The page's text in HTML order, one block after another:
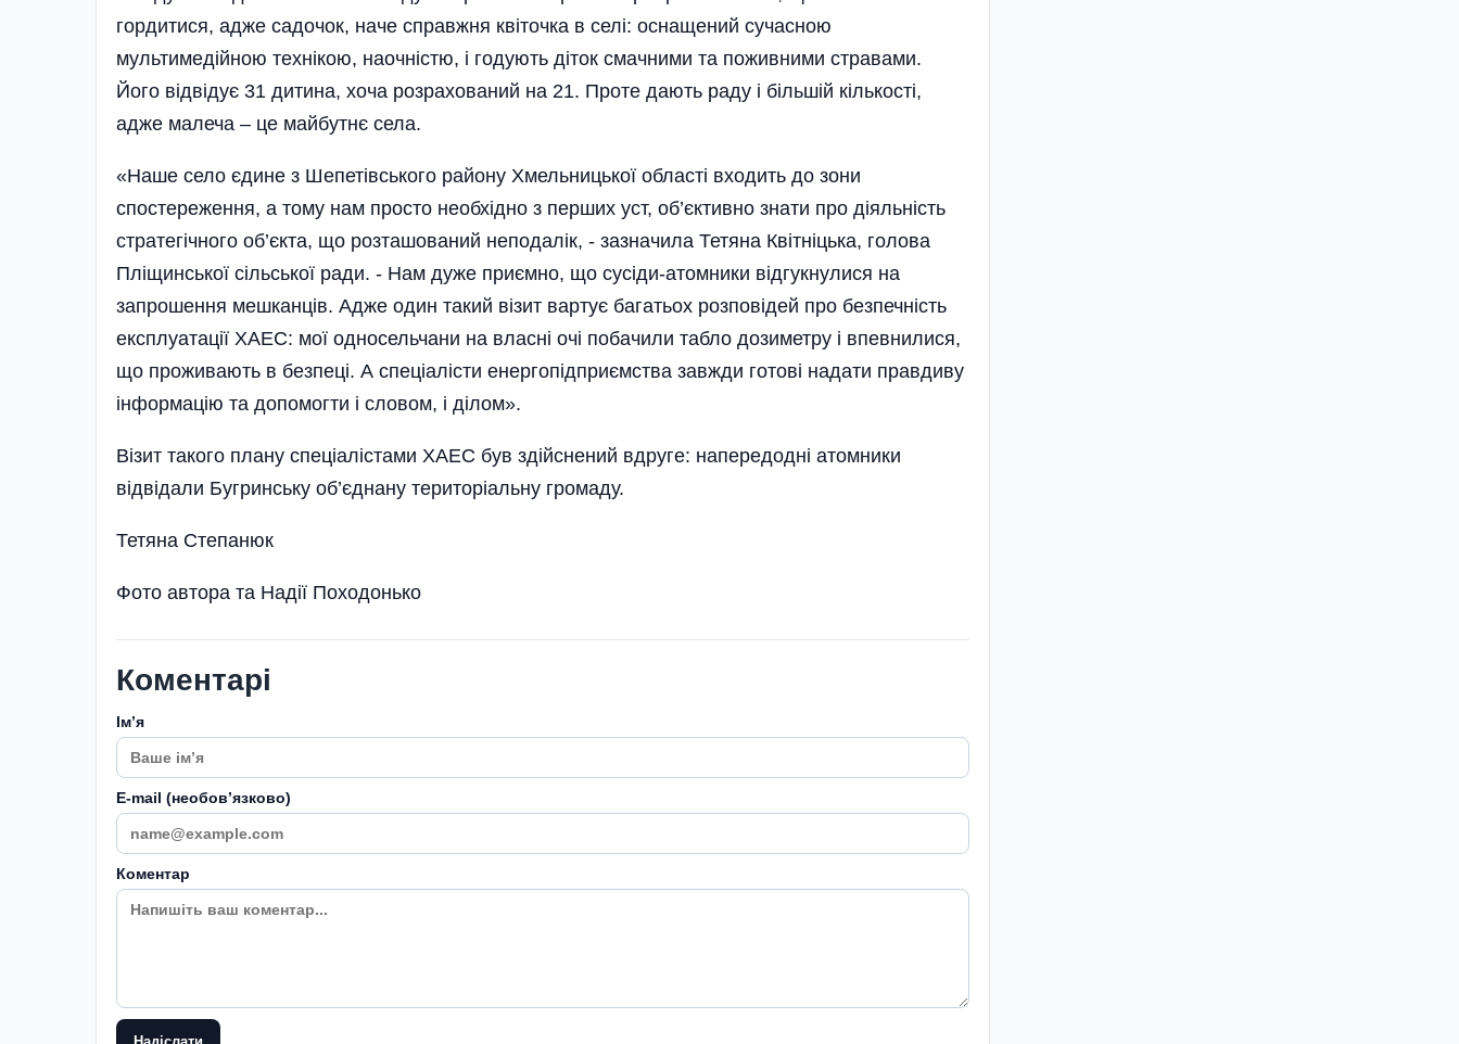
гордитися, адже садочок, наче справжня квіточка в селі: оснащений сучасною
мультимедійною технікою, наочністю, і годують діток смачними та поживними стравами.
Його відвідує 31 дитина, хоча розрахований на 21. Проте дають раду і більшій кількості,
адже малеча – це майбутнє села.
«Наше село єдине з Шепетівського району Хмельницької області входить до зони
спостереження, а тому нам просто необхідно з перших уст, об’єктивно знати про діяльність
стратегічного об’єкта, що розташований неподалік, - зазначила Тетяна Квітніцька, голова
Пліщинської сільської ради. - Нам дуже приємно, що сусіди-атомники відгукнулися на
запрошення мешканців. Адже один такий візит вартує багатьох розповідей про безпечність
експлуатації ХАЕС: мої односельчани на власні очі побачили табло дозиметру і впевнилися,
що проживають в безпеці. А спеціалісти енергопідприємства завжди готові надати правдиву
інформацію та допомогти і словом, і ділом».
Візит такого плану спеціалістами ХАЕС був здійснений вдруге: напередодні атомники
відвідали Бугринську об’єднану територіальну громаду.
Тетяна Степанюк
Фото автора та Надії Походонько
Коментарі
Імʼя
E-mail (необовʼязково)
Коментар